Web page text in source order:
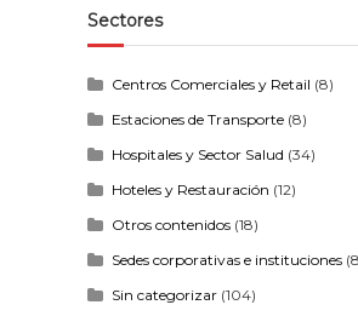
Sectores
Centros Comerciales y Retail (8)
Estaciones de Transporte (8)
Hospitales y Sector Salud (34)
Hoteles y Restauración (12)
Otros contenidos (18)
Sedes corporativas e instituciones
Sin categorizar (104)